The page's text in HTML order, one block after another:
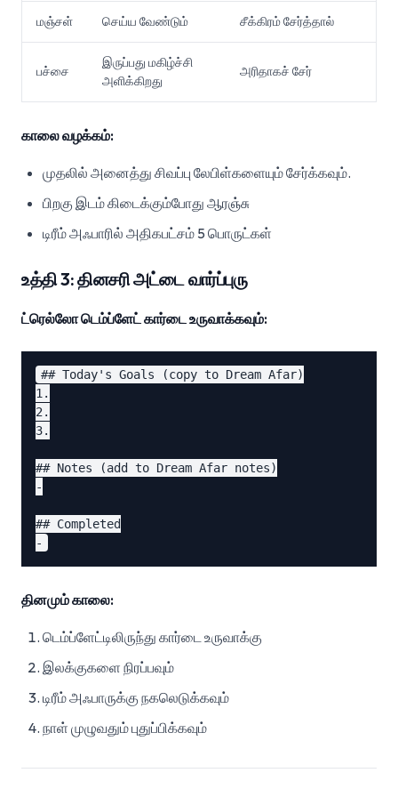
மஞ்சள் செய்ய வேண்டும் சீக்கிரம் சேர்த்தால்
பச்சை
இருப்பது மகிழ்ச்சி
அளிக்கிறது
அரிதாகச் சேர்
காலை வழக்கம்:
முதலில் அனைத்து சிவப்பு லேபிள்களையும் சேர்க்கவும்.
பிறகு இடம் கிடைக்கும்போது ஆரஞ்சு
டிரீம் அஃபாரில் அதிகபட்சம் 5 பொருட்கள்
உத்தி 3: தினசரி அட்டை வார்ப்புரு
ட்ரெல்லோ டெம்ப்ளேட் கார்டை உருவாக்கவும்:
## Today's Goals (copy to Dream Afar)
1.
2.
3.
## Notes (add to Dream Afar notes)
-
## Completed
தினமும் காலை:
டெம்ப்ளேட்டிலிருந்து கார்டை உருவாக்கு
இலக்குகளை நிரப்பவும்
டிரீம் அஃபாருக்கு நகலெடுக்கவும்
நாள் முழுவதும் புதுப்பிக்கவும்